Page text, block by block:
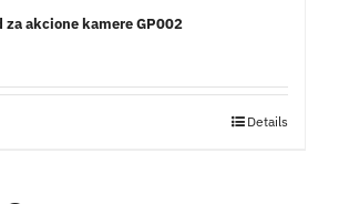
za akcione kamere GP002
Details